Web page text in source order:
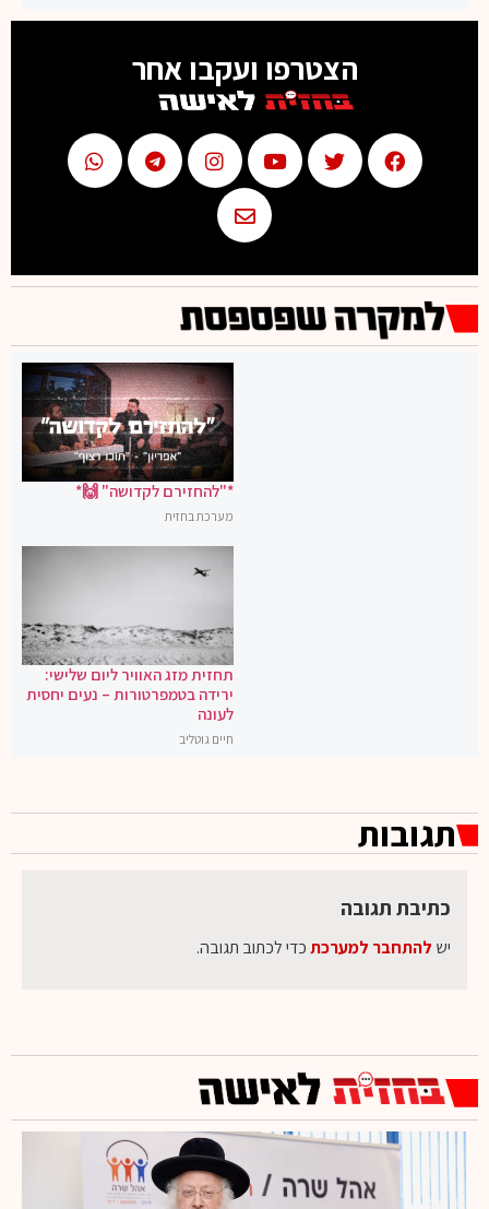
הצטרפו ועקבו אחר
*"להחזירם לקדושה" 🙌*
מערכת בחזית
תחזית מזג האוויר ליום שלישי:
ירידה בטמפרטורות – נעים יחסית
לעונה
חיים גוטליב
תגובות
כתיבת תגובה
יש להתחבר למערכתכדי לכתוב תגובה.